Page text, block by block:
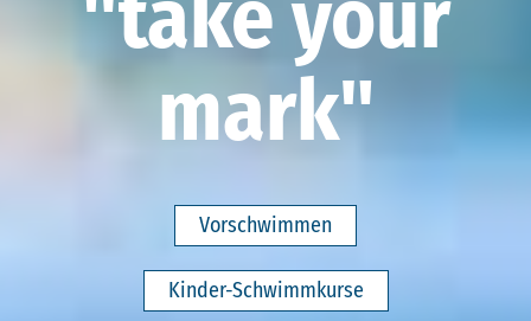
mark"
Vorschwimmen
Kinder-Schwimmkurse